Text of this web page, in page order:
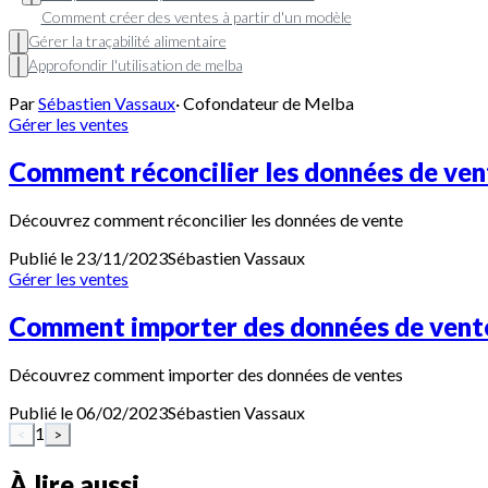
Comment créer des ventes à partir d'un modèle
Gérer la traçabilité alimentaire
Approfondir l'utilisation de melba
ParSébastien Vassaux·Cofondateur de Melba
Gérer les ventes
Comment réconcilier les données de
Découvrez comment réconcilier les données de vente
Publié le 23/11/2023SébastienVassaux
Gérer les ventes
Comment importer des données de
Découvrez comment importer des données de ventes
Publié le 06/02/2023SébastienVassaux
< 1 >